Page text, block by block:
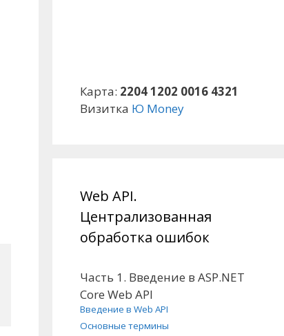
Карта: 2204 1202 0016 4321
Визитка Ю Money
Web API.
Централизованная
обработка ошибок
Часть 1. Введение в ASP.NET
Core Web API
Введение в Web API
Основные термины